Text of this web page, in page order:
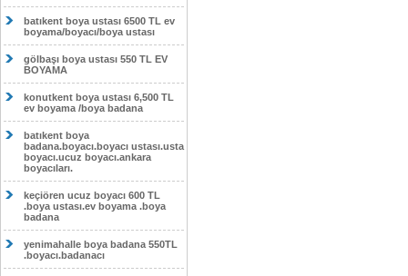
batıkent boya ustası 6500 TL ev
boyama/boyacı/boya ustası
gölbaşı boya ustası 550 TL EV
BOYAMA
konutkent boya ustası 6,500 TL
ev boyama /boya badana
batıkent boya
badana.boyacı.boyacı ustası.usta
boyacı.ucuz boyacı.ankara
boyacıları.
keçiören ucuz boyacı 600 TL
.boya ustası.ev boyama .boya
badana
yenimahalle boya badana 550TL
.boyacı.badanacı